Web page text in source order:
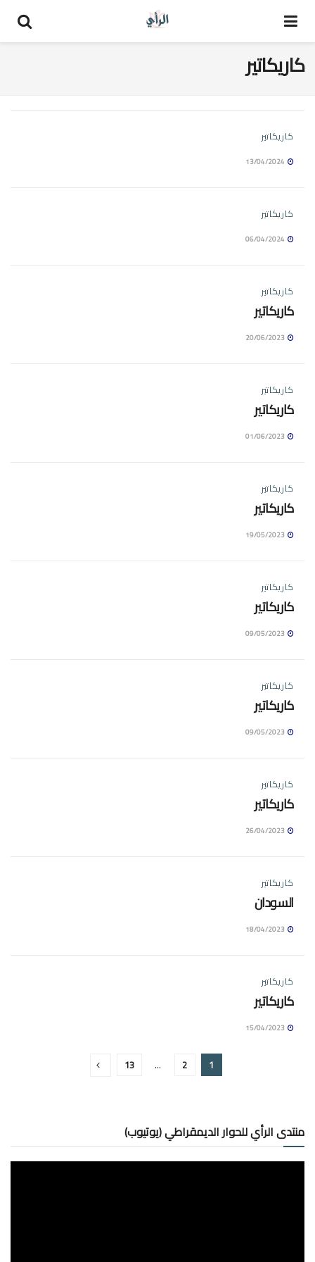
كاريكاتير
كاريكاتير
كاريكاتير
كاريكاتير
كاريكاتير
كاريكاتير
كاريكاتير
كاريكاتير
كاريكاتير
كاريكاتير
كاريكاتير
كاريكاتير
كاريكاتير
كاريكاتير
كاريكاتير
كاريكاتير
السودان
كاريكاتير
كاريكاتير
1
2
…
13
منتدى الرأي للحوار الديمقراطي (يوتيوب)